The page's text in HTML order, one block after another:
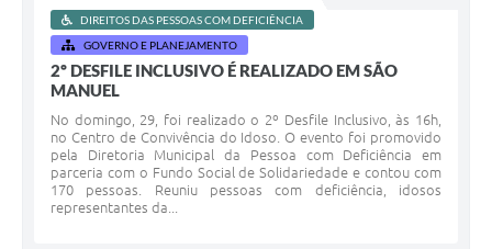
DIREITOS DAS PESSOAS COM DEFICIÊNCIA
GOVERNO E PLANEJAMENTO
2º DESFILE INCLUSIVO É REALIZADO EM SÃO
MANUEL
No domingo, 29, foi realizado o 2º Desfile Inclusivo, às 16h,
no Centro de Convivência do Idoso. O evento foi promovido
pela Diretoria Municipal da Pessoa com Deficiência em
parceria com o Fundo Social de Solidariedade e contou com
170 pessoas. Reuniu pessoas com deficiência, idosos
representantes da...